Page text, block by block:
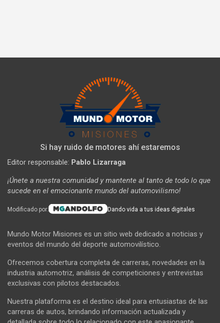
Si hay ruido de motores ahí estaremos
Editor responsable: Pablo Lizarraga
¡Únete a nuestra comunidad y mantente al tanto de todo lo que
sucede en el emocionante mundo del automovilismo!
Modificado por: Dando vida a tus ideas digitales
Mundo Motor Misiones es un sitio web dedicado a noticias y
eventos del mundo del deporte automovilístico.
Ofrecemos cobertura completa de carreras, novedades en la
industria automotriz, análisis de competiciones y entrevistas
exclusivas con pilotos destacados.
Nuestra plataforma es el destino ideal para entusiastas de las
carreras de autos, brindando información actualizada y